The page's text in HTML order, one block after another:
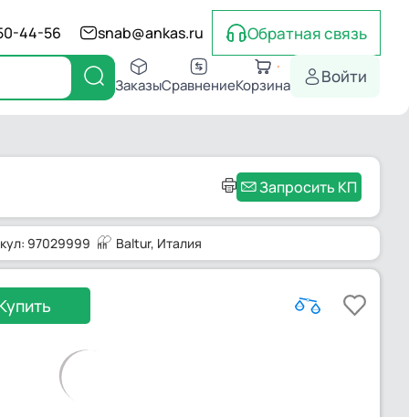
44-56 snab@ankas.ru Обратная связь
ЗаказыСравнениеКорзина Войти
Запросить КП
97029999 Baltur, Италия